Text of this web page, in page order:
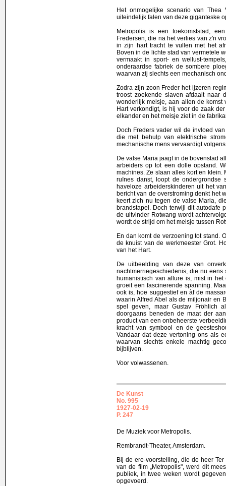
Het onmogelijke scenario van
uiteindelijk falen van deze giganteske
Metropolis is een toekomststad,
Fredersen, die na het verlies van z'n
in zijn hart tracht te vullen met het
Boven in de lichte stad van vermetele
vermaakt in sport- en wellust-
onderaardse fabriek de sombere
waarvan zij slechts een mechanisch
Zodra zijn zoon Freder het ijzeren
troost zoekende slaven afdaalt naar
wonderlijk meisje, aan allen de
Hart verkondigt, is hij voor de zaak
elkander en het meisje ziet in de
Doch Freders vader wil de invloed
die met behulp van elektrische
mechanische mens vervaardigt
De valse Maria jaagt in de bovenstad
arbeiders op tot een dolle opstand.
machines. Ze slaan alles kort en klein.
ruïnes danst, loopt de ondergrondse
haveloze arbeiderskinderen uit het
bericht van de overstroming denkt het
keert zich nu tegen de valse Maria,
brandstapel. Doch terwijl dit autodafe
de uitvinder Rotwang wordt
wordt de strijd om het meisje tussen
En dan komt de verzoening tot stand.
de knuist van de werkmeester Grot.
van het Hart.
De uitbeelding van deze van
nachtmerriegeschiedenis, die nu
humanistisch van allure is, mist in
groeit een fascinerende spanning.
ook is, hoe suggestief en àf de
waarin Alfred Abel als de miljonair en
spel geven, maar Gustav Fröhlich
doorgaans beneden de maat der
product van een onbeheerste
kracht van symbool en de
Vandaar dat deze vertoning ons als
waarvan slechts enkele machtig
bijblijven.
Voor volwassenen.
De Kunst
No. 995
1927-02-19
P. 247
De Muziek voor Metropolis.
Rembrandt-Theater, Amsterdam.
Bij de ere-voorstelling, die de heer
van de film „Metropolis", werd dit
publiek, in twee weken wordt
opgevoerd.